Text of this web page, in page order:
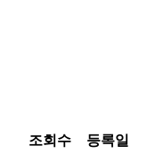
조회수
등록일